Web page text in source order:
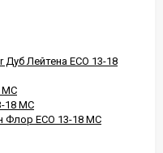
Дуб Лейтена ЕСО 13-18
MC
Флор ЕСО 13-18 MC